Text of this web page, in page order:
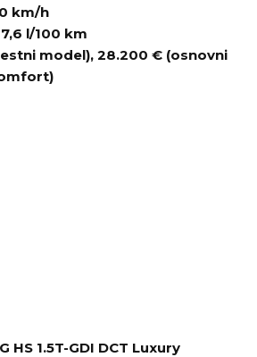
km/h
l/100 km
model), 28.200 € (osnovni
HS 1.5T-GDI DCT Luxury